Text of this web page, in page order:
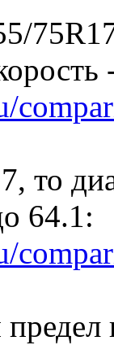
то
64.1: